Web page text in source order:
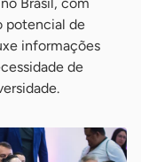
potencial de
informações
de